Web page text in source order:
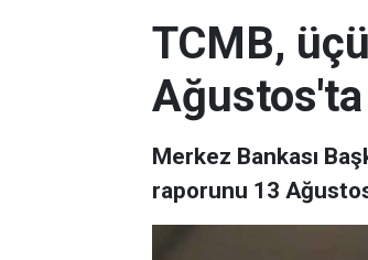
TCMB,
Ağustos'ta
Merkez Bankası
raporunu 13